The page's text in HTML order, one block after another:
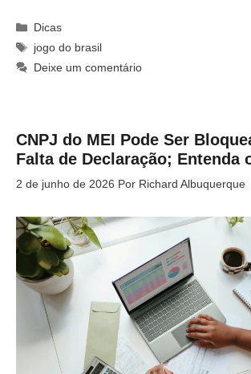
Categorias
Dicas
Tags
jogo do brasil
Deixe um comentário
CNPJ do MEI Pode Ser
Falta de Declaração; Entenda
2 de junho de 2026 Por Richard Albuquerque